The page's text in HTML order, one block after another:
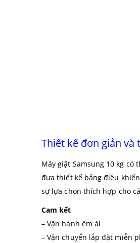
Thiết kế đơn giản và
Máy giặt Samsung 10 kg
đưa thiết kế bảng điều
sự lựa chọn thích hợp cho
Cam kết
– Vận hành êm ái
– Vận chuyển lắp đặt miễn